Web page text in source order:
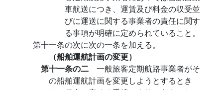
車航送につき、運賃及び料金の収受並
びに運送に関する事業者の責任に関す
る事項が明確に定められていること。
第十一条の次に次の一条を加える。
（船舶運航計画の変更）
第十一条の二 一般旅客定期航路事業者がそ
の船舶運航計画を変更しようとするとき